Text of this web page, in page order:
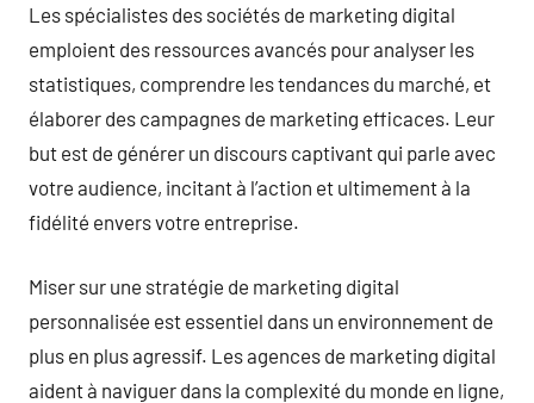
Les spécialistes des sociétés de marketing digital
emploient des ressources avancés pour analyser les
statistiques, comprendre les tendances du marché, et
élaborer des campagnes de marketing efficaces. Leur
but est de générer un discours captivant qui parle avec
votre audience, incitant à l’action et ultimement à la
fidélité envers votre entreprise.
Miser sur une stratégie de marketing digital
personnalisée est essentiel dans un environnement de
plus en plus agressif. Les agences de marketing digital
aident à naviguer dans la complexité du monde en ligne,